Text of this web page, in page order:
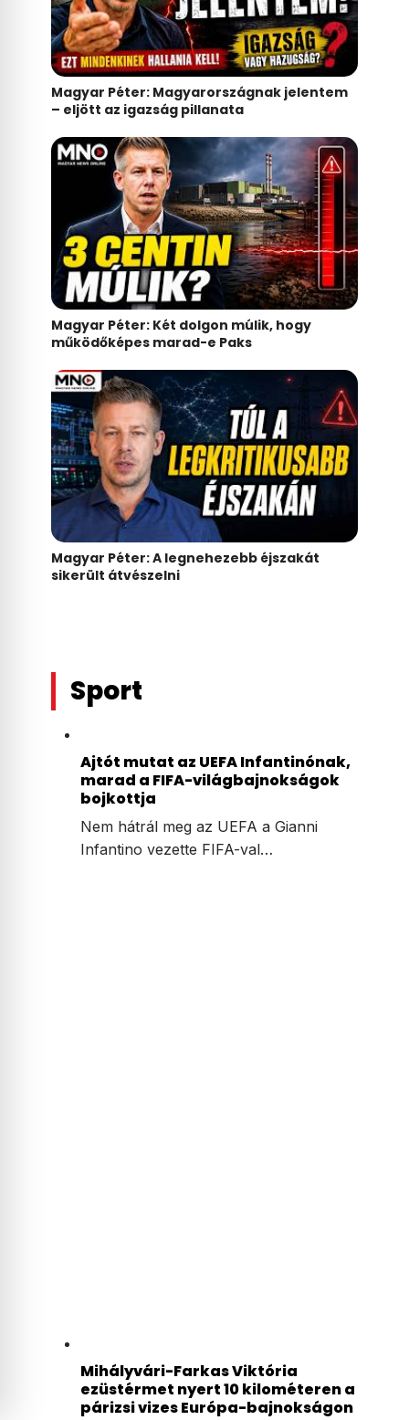
Magyar Péter: Magyarországnak jelentem
– eljött az igazság pillanata
Magyar Péter: Két dolgon múlik, hogy
működőképes marad-e Paks
Magyar Péter: A legnehezebb éjszakát
sikerült átvészelni
Sport
Ajtót mutat az UEFA Infantinónak,
marad a FIFA-világbajnokságok
bojkottja
Nem hátrál meg az UEFA a Gianni
Infantino vezette FIFA-val…
Mihályvári-Farkas Viktória
ezüstérmet nyert 10 kilométeren a
párizsi vizes Európa-bajnokságon